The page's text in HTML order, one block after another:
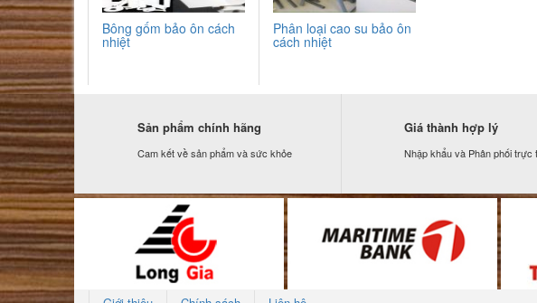
Bông gốm bảo ôn cách
nhiệt
Phân loại cao su bảo ôn
cách nhiệt
Sản phẩm chính hãng
Cam kết về sản phẩm và sức khỏe
Giá thành hợp lý
Nhập khẩu và Phân phối trực